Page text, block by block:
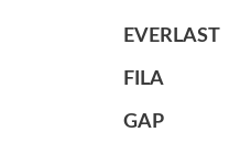
EVERLAST
FILA
GAP